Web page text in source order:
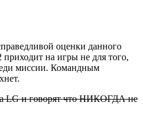
оценки данного
на игры не для того,
миссии. Командным
LG и говорят что НИКОГДА не